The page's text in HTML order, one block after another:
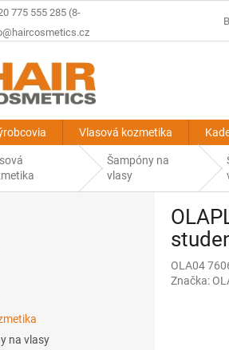
775 555 285 (8-
Vlasová kozmetika
Šampóny na
vlasy
na vlasy
OLA04
Značka: